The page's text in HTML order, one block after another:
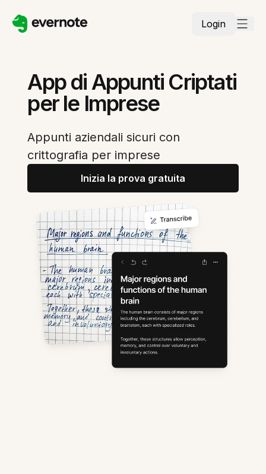
Login
App di Appunti Criptati
per le Imprese
Appunti aziendali sicuri con
crittografia per imprese
Inizia la prova gratuita